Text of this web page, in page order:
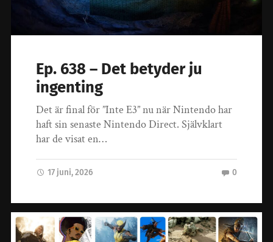
Ep. 638 – Det betyder ju
ingenting
Det är final för ”Inte E3” nu när Nintendo har
haft sin senaste Nintendo Direct. Självklart
har de visat en…
17 juni, 2026 0